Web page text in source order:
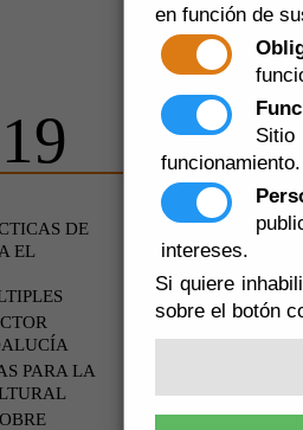
en función de
funcionamiento.
intereses.
Si quiere
sobre el botón
DE
EL
PARA LA
COVID-19